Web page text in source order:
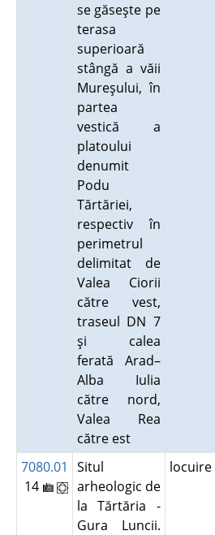
se găseşte pe
terasa
superioară
stângă a văii
Mureşului, în
partea
vestică a
platoului
denumit
Podu
Tărtăriei,
respectiv în
perimetrul
delimitat de
Valea Ciorii
către vest,
traseul DN 7
şi calea
ferată Arad–
Alba Iulia
către nord,
Valea Rea
către est
7080.01
14
Situl
arheologic de
la Tărtăria -
Gura Luncii.
locuire